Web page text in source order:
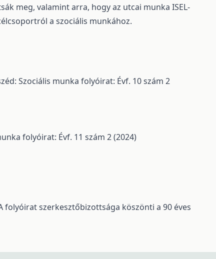
meg, valamint arra, hogy az utcai munka ISEL-
a szociális munkához.
Szociális munka folyóirat: Évf. 10 szám 2
folyóirat: Évf. 11 szám 2 (2024)
folyóirat szerkesztőbizottsága köszönti a 90 éves